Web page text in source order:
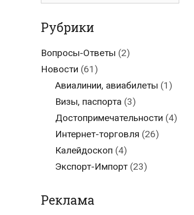
Рубрики
Вопросы-Ответы (2)
Новости (61)
Авиалинии, авиабилеты (1)
Визы, паспорта (3)
Достопримечательности (4)
Интернет-торговля (26)
Калейдоскоп (4)
Экспорт-Импорт(23)
Реклама